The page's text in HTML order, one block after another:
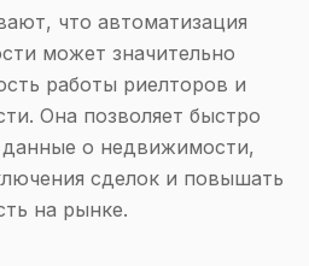
что автоматизация
может значительно
работы риелторов и
Она позволяет быстро
данные о недвижимости,
сделок и повышать
на рынке.